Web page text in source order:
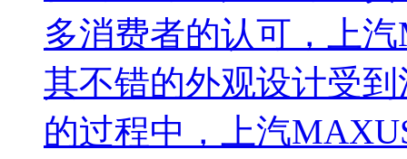
多消费者的认可，上
其不错的外观设计受
的过程中，上汽